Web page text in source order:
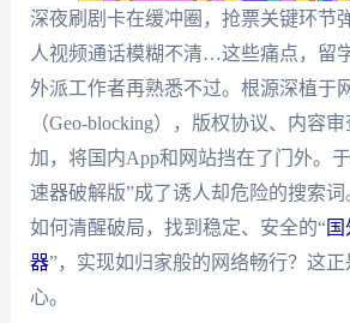
深夜刷剧卡在缓冲圈，抢票关键环节
人视频通话模糊不清…这些痛点，留
外派工作者再熟悉不过。根源深植于
（Geo-blocking），版权协议、内容
加，将国内App和网站挡在了门外。
速器破解版”成了诱人却危险的搜索词
如何清醒破局，找到稳定、安全的“国
器”，实现如归家般的网络畅行？这
心。